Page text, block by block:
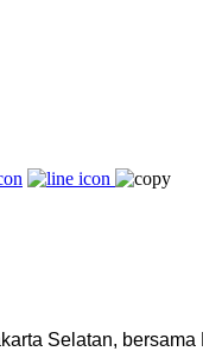
Selatan,